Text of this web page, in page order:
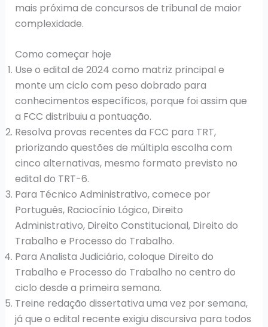
mais próxima de concursos de tribunal de maior
complexidade.
Como começar hoje
Use o edital de 2024 como matriz principal e
monte um ciclo com peso dobrado para
conhecimentos específicos, porque foi assim que
a FCC distribuiu a pontuação.
Resolva provas recentes da FCC para TRT,
priorizando questões de múltipla escolha com
cinco alternativas, mesmo formato previsto no
edital do TRT-6.
Para Técnico Administrativo, comece por
Português, Raciocínio Lógico, Direito
Administrativo, Direito Constitucional, Direito do
Trabalho e Processo do Trabalho.
Para Analista Judiciário, coloque Direito do
Trabalho e Processo do Trabalho no centro do
ciclo desde a primeira semana.
Treine redação dissertativa uma vez por semana,
já que o edital recente exigiu discursiva para todos